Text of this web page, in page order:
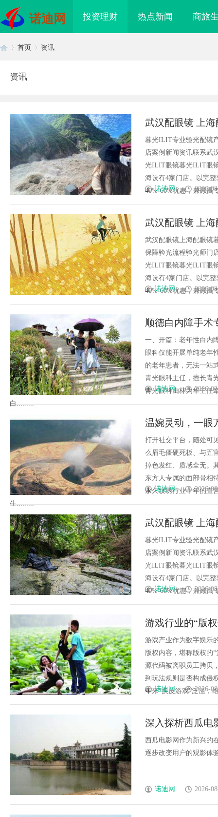
诺迪网 投资理财 热点新闻 商旅
首页 资讯
资讯
武汉配眼镜 上
暮光ILIT专业验光配镜
店案例新闻资讯联系武
光ILIT眼镜暮光ILIT眼
海设有4家门店。以完
40%-60%优惠，兼顾高
诺迪网 2026-
武汉配眼镜 上
武汉配眼镜上海配眼镜
保障验光流程验光师门
光ILIT眼镜暮光ILIT眼
海设有4家门店。以完
40%-60%优惠，兼顾高
诺迪网 2026-
顺德白内障手术
深医生
一、开篇：老年性白内
眼科仅能开展单纯老年
的老年患者，无法一站
青光眼科主任，擅长青
青光眼科由林为华主任
白.........
诺迪网 2026-
温婉灵动，一眼
张脸的点睛之笔
打开社交平台，随处可
么眉毛僵硬死板、与五
掉色发红、质感全无。
东方人专属的面部骨相
永久纹绣行业十年的直
生.........
诺迪网 2026-
武汉配眼镜 上
暮光ILIT专业验光配镜
店案例新闻资讯联系武
光ILIT眼镜暮光ILIT眼
海设有4家门店。以完
40%-60%优惠，兼顾高
诺迪网 2026-
游戏行业的“版
游戏产业作为数字娱乐
版权内容，堪称版权的
源代码被离职员工拷贝
到玩法规则是否构成侵
年来“换皮游戏”泛滥，
诺迪网 2026-
深入探析西瓜电
西瓜电影网作为新兴的
逐步改变用户的观影体
诺迪网 2026-
品牌布局的关键策略 商标转让：附带原创设计，提升
辨识度